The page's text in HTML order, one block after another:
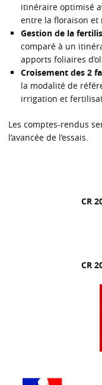
itinéraire optimisé
entre la floraison et
Gestion de la
comparé à un
apports foliaires
Croisement des 2
la modalité de
irrigation et
Les comptes-rendus
l’avancée de l’essais.
CR
CR